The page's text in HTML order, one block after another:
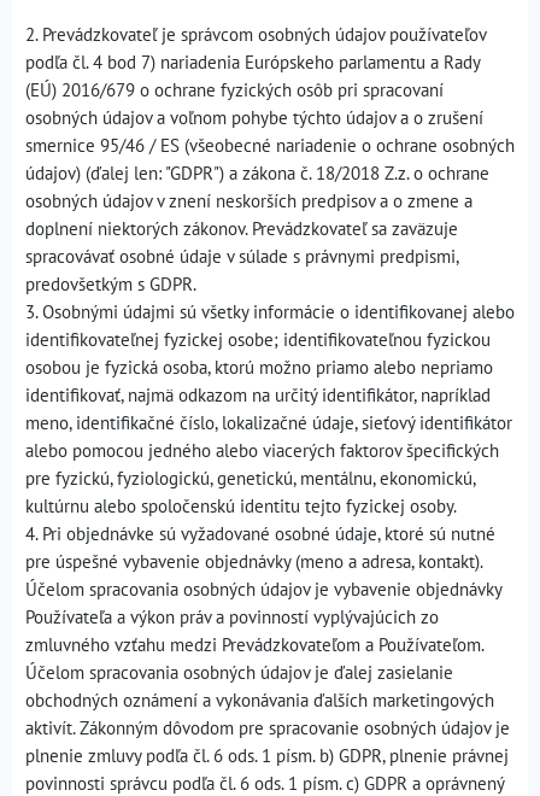
2. Prevádzkovateľ je správcom osobných údajov používateľov
podľa čl. 4 bod 7) nariadenia Európskeho parlamentu a Rady
(EÚ) 2016/679 o ochrane fyzických osôb pri spracovaní
osobných údajov a voľnom pohybe týchto údajov a o zrušení
smernice 95/46 / ES (všeobecné nariadenie o ochrane osobných
údajov) (ďalej len: "GDPR") a zákona č. 18/2018 Z.z. o ochrane
osobných údajov v znení neskorších predpisov a o zmene a
doplnení niektorých zákonov. Prevádzkovateľ sa zaväzuje
spracovávať osobné údaje v súlade s právnymi predpismi,
predovšetkým s GDPR.
3. Osobnými údajmi sú všetky informácie o identifikovanej alebo
identifikovateľnej fyzickej osobe; identifikovateľnou fyzickou
osobou je fyzická osoba, ktorú možno priamo alebo nepriamo
identifikovať, najmä odkazom na určitý identifikátor, napríklad
meno, identifikačné číslo, lokalizačné údaje, sieťový identifikátor
alebo pomocou jedného alebo viacerých faktorov špecifických
pre fyzickú, fyziologickú, genetickú, mentálnu, ekonomickú,
kultúrnu alebo spoločenskú identitu tejto fyzickej osoby.
4. Pri objednávke sú vyžadované osobné údaje, ktoré sú nutné
pre úspešné vybavenie objednávky (meno a adresa, kontakt).
Účelom spracovania osobných údajov je vybavenie objednávky
Používateľa a výkon práv a povinností vyplývajúcich zo
zmluvného vzťahu medzi Prevádzkovateľom a Používateľom.
Účelom spracovania osobných údajov je ďalej zasielanie
obchodných oznámení a vykonávania ďalších marketingových
aktivít. Zákonným dôvodom pre spracovanie osobných údajov je
plnenie zmluvy podľa čl. 6 ods. 1 písm. b) GDPR, plnenie právnej
povinnosti správcu podľa čl. 6 ods. 1 písm. c) GDPR a oprávnený